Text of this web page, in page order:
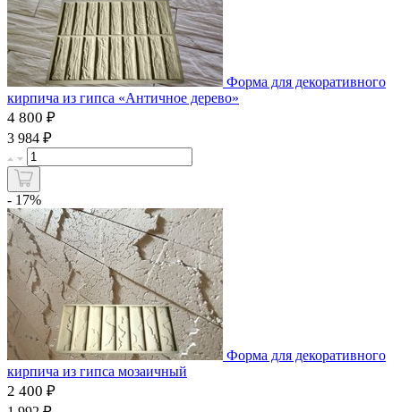
Форма для декоративного
кирпича из гипса «Античное дерево»
4 800 ₽
3 984 ₽
- 17%
Форма для декоративного
кирпича из гипса мозаичный
2 400 ₽